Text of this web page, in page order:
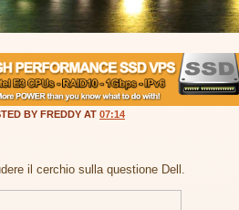
BY FREDDY AT 07:14
il cerchio sulla questione Dell.